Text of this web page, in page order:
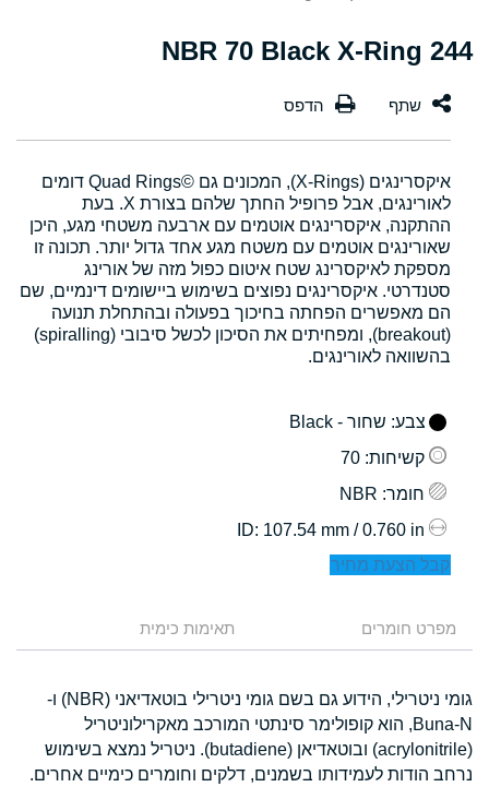
244 NBR 70 Black X-Ring
איקסרינגים (X-Rings), המכונים גם Quad Rings©‎ דומים
לאורינגים, אבל פרופיל החתך שלהם בצורת X. בעת
ההתקנה, איקסרינגים אוטמים עם ארבעה משטחי מגע, היכן
שאורינגים אוטמים עם משטח מגע אחד גדול יותר. תכונה זו
מספקת לאיקסרינג שטח איטום כפול מזה של אורינג
סטנדרטי. איקסרינגים נפוצים בשימוש ביישומים דינמיים, שם
הם מאפשרים הפחתה בחיכוך בפעולה ובהתחלת תנועה
(breakout), ומפחיתים את הסיכון לכשל סיבובי (spiralling)
בהשוואה לאורינגים.
צבע: שחור - Black
קשיחות: 70
חומר: NBR
: 107.54 mm / 0.760 in
קבל הצעת מחיר
מפרט חומרים תאימות כימית
גומי ניטרילי, הידוע גם בשם גומי ניטרילי בוטאדיאני (NBR) ו-
Buna-N, הוא קופולימר סינתטי המורכב מאקרילוניטריל
(acrylonitrile) ובוטאדיאן (butadiene). ניטריל נמצא בשימוש
נרחב הודות לעמידותו בשמנים, דלקים וחומרים כימיים אחרים.